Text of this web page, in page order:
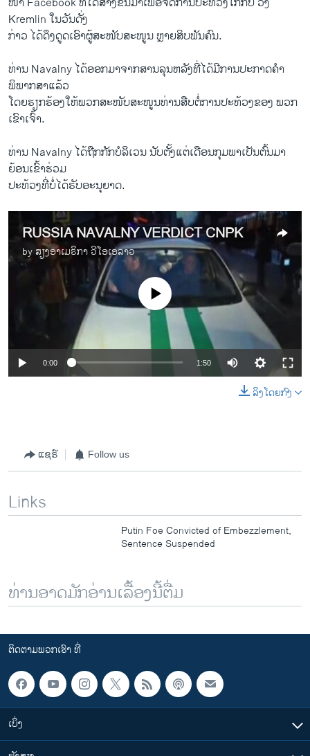
Kremlin ​ໃນ​ວັນ​ດັ່ງ
ກ່າວ ໄດ້​ດຶງດູດ​ເອົາຜູ້​ສະໜັບສະໜູນ ຫຼາຍ​ສິບ​ພັນ​ຄົນ.
ທ່ານ Navalny ໄດ້ອອກມາຈາກສານລຸນຫລັງທີ່ໄດ້ມີການປະກາດຄຳ
ພິພາກສາແລ້ວ
ໂດຍຮຽກຮ້ອງໃຫ້ພວກສະໜັບສະໜູນທ່ານສືບຕໍ່ການປະທ້ວງຂອງ ພວກ
ເຂົາເຈົ້າ.
ທ່ານ Navalny ​ໄດ້​ຖືກ​ກັກ​ບໍລິເວນ ນັບ​ຕັ້ງ​ແຕ່​ເດືອນ​ກຸມພາເປັນຕົ້ນມາ
ຍ້ອນເຂົ້າ​ຮ່ວມ
ປະ​ທ້ວງ​ທີ່​ບໍ່ໄດ້​ຮັບ​ອະນຸຍາດ.​
RUSSIA NAVALNY VERDICT CNPK
byສຽງອາເມຣິກາ ວີໂອເອລາວ
No media source currently available
0:00 1:50
ລິງໂດຍກົງ
ແຊຣ໌ Follow us
Links
Putin Foe Convicted of Embezzlement,
Sentence Suspended
ທ່ານອາດມັກອ່ານເລື້ອງນີ້ຕື່ມ
ຕິດຕາມພວກເຮົາ ທີ່
ເບິ່ງ